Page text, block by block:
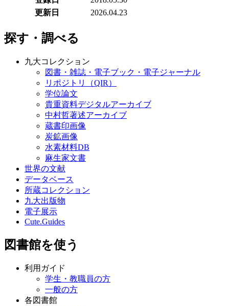
更新日
2026.04.23
探す・調べる
九大コレクション
図書・雑誌・電子ブック・電子ジャーナル
リポジトリ（QIR）
学位論文
貴重資料デジタルアーカイブ
中村哲著述アーカイブ
蔵書印画像
炭鉱画像
水素材料DB
麻生家文書
世界の文献
データベース
所蔵コレクション
九大出版物
電子展示
Cute.Guides
図書館を使う
利用ガイド
学生・教職員の方
一般の方
各図書館